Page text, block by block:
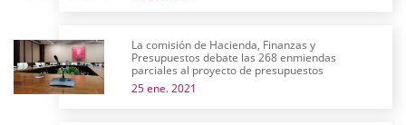
La comisión de Hacienda, Finanzas y
Presupuestos debate las 268 enmiendas
parciales al proyecto de presupuestos
25 ene. 2021